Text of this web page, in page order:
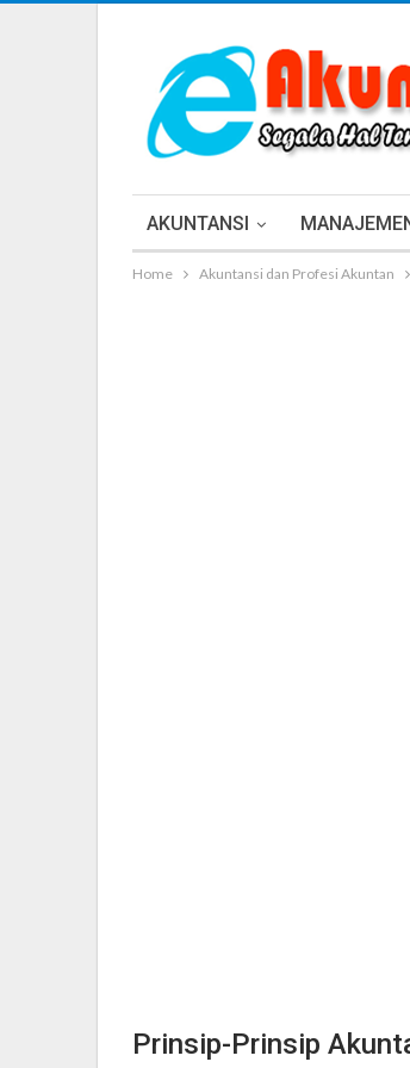
AKUNTANSI
Home Akuntansi dan Profesi Akuntan
Prinsip-Prinsip